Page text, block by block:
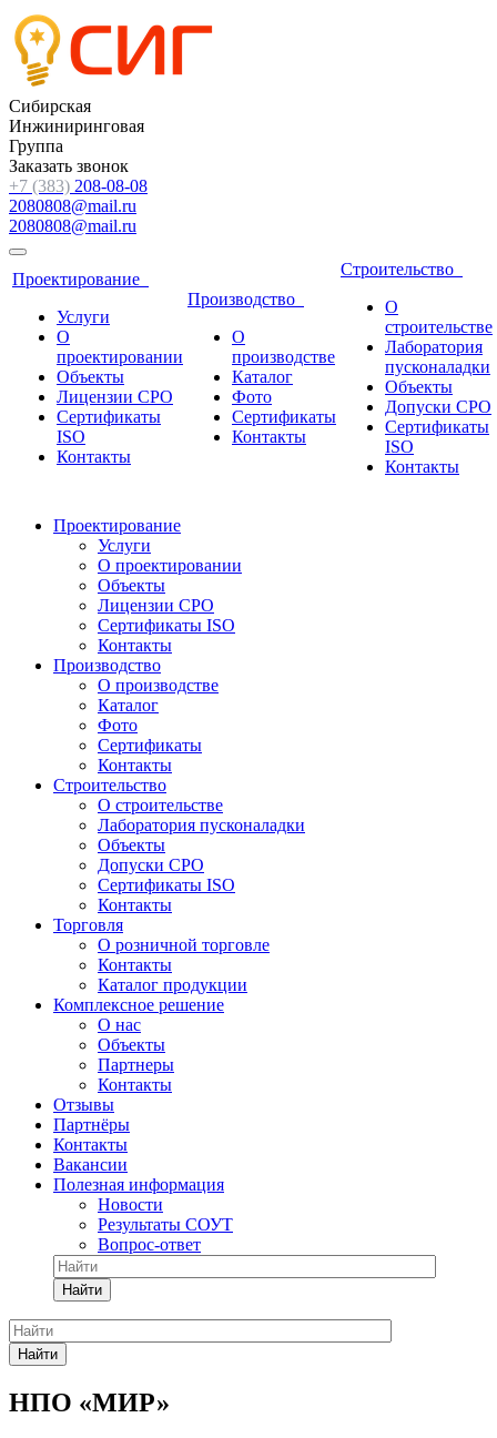
Сибирская
Инжиниринговая
Группа
Заказать звонок
+7 (383) 208-08-08
2080808@mail.ru
2080808@mail.ru
Проектирование
Услуги
О
проектировании
Объекты
Лицензии СРО
Сертификаты
ISO
Контакты
Производство
О
производстве
Каталог
Фото
Сертификаты
Контакты
Строительство
О
строительстве
Лаборатория
пусконаладки
Объекты
Допуски СРО
Сертификаты
ISO
Контакты
Проектирование
Услуги
О проектировании
Объекты
Лицензии СРО
Сертификаты ISO
Контакты
Производство
О производстве
Каталог
Фото
Сертификаты
Контакты
Строительство
О строительстве
Лаборатория пусконаладки
Объекты
Допуски СРО
Сертификаты ISO
Контакты
Торговля
О розничной торговле
Контакты
Каталог продукции
Комплексное решение
О нас
Объекты
Партнеры
Контакты
Отзывы
Партнёры
Контакты
Вакансии
Полезная информация
Новости
Результаты СОУТ
Вопрос-ответ
Найти
Найти
НПО «МИР»